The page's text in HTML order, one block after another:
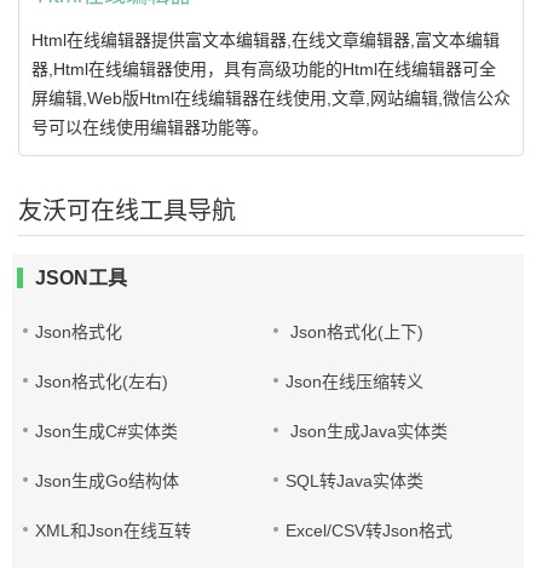
Html在线编辑器提供富文本编辑器,在线文章编辑器,富文本编辑
器,Html在线编辑器使用，具有高级功能的Html在线编辑器可全
屏编辑,Web版Html在线编辑器在线使用,文章,网站编辑,微信公众
号可以在线使用编辑器功能等。
友沃可在线工具导航
JSON工具
Json格式化 Json格式化(上下)
Json格式化(左右) Json在线压缩转义
Json生成C#实体类 Json生成Java实体类
Json生成Go结构体 SQL转Java实体类
XML和Json在线互转 Excel/CSV转Json格式